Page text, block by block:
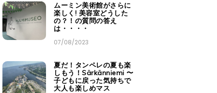
ムーミン美術館がさらに
楽しく! 美容室どうした
の？！の質問の答え
は・・・・
07/08/2023
夏だ！タンペレの夏も楽
しもう！Särkänniemi 〜
子どもに戻った気持ちで
大人も楽しめマス